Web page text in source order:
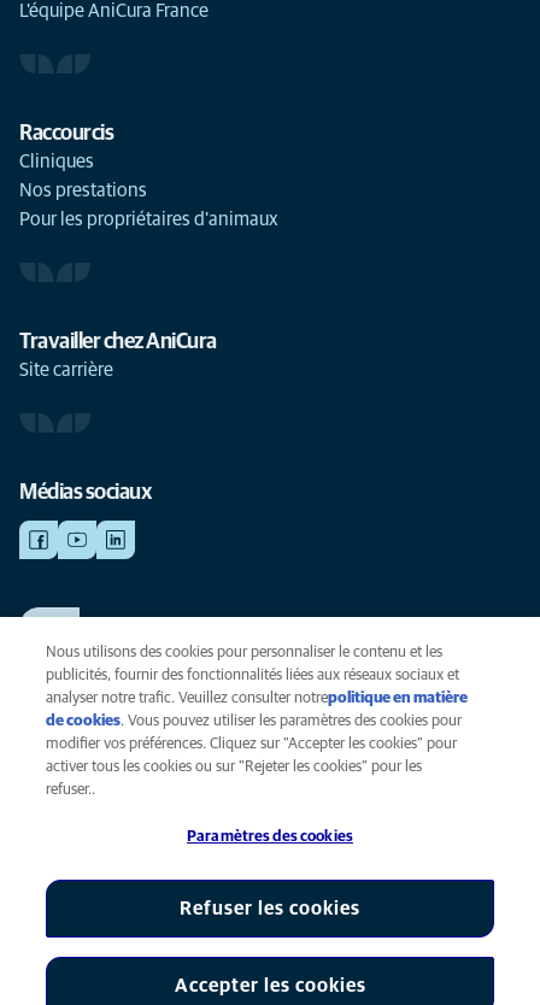
L'équipe AniCura France
Raccourcis
Cliniques
Nos prestations
Pour les propriétaires d'animaux
Travailler chez AniCura
Site carrière
Médias sociaux
Voir nos offres d'emploi
Vie privée
Légal
Cookies
AniCura est une filiale de Mars, Inc © 2026
Paramètres des cookies
Nous utilisons des cookies pour personnaliser le contenu et les
publicités, fournir des fonctionnalités liées aux réseaux sociaux et
analyser notre trafic. Veuillez consulter notrepolitique en matière
de cookies(opens in a new tab)
. Vous pouvez utiliser les paramètres des cookies pour
modifier vos préférences. Cliquez sur "Accepter les cookies" pour
activer tous les cookies ou sur "Rejeter les cookies" pour les
refuser..
Paramètres des cookies
Refuser les cookies
Accepter les cookies